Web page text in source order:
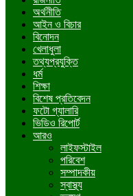
অর্থনীতি
আইন ও বিচার
বিনোদন
খেলাধুলা
তথ্যপ্রযুক্তি
ধর্ম
শিক্ষা
বিশেষ প্রতিবেদন
ফটো গ্যালারি
ভিডিও রিপোর্ট
আরও
লাইফস্টাইল
পরিবেশ
সম্পাদকীয়
স্বাস্থ্য